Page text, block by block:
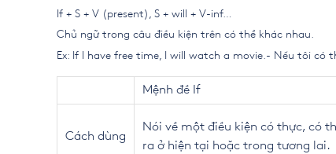
If + S + V (present), S + will + V-inf…
Chủ ngữ trong câu điều kiện trên có thể khác nhau.
Ex: If I have free time, I will watch a movie.- Nếu tôi có
Mệnh đề If
Cách dùng
Nói về một điều kiện có thực, có
ra ở hiện tại hoặc trong tương lai.